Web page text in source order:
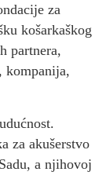
za
košarkaškog
partnera,
kompanija,
za akušerstvo
a njihovoj